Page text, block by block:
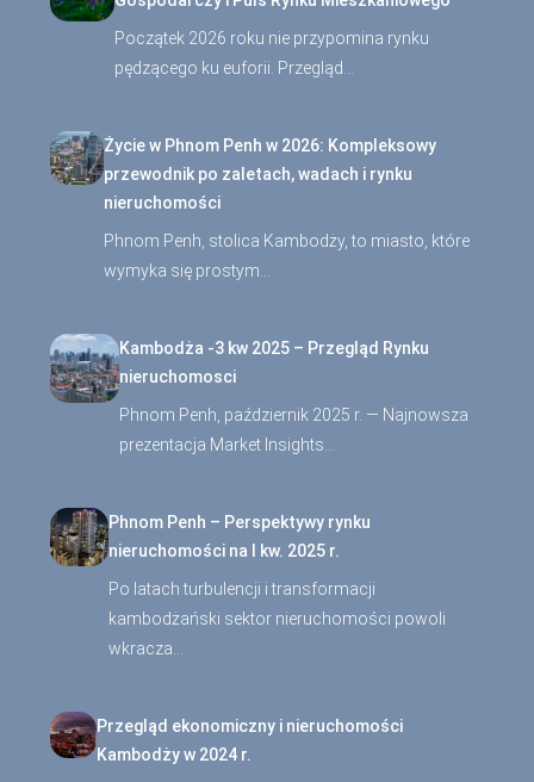
Początek 2026 roku nie przypomina rynku
pędzącego ku euforii. Przegląd…
Życie w Phnom Penh w 2026: Kompleksowy
przewodnik po zaletach, wadach i rynku
nieruchomości
Phnom Penh, stolica Kambodży, to miasto, które
wymyka się prostym…
Kambodża -3 kw 2025 – Przegląd Rynku
nieruchomosci
Phnom Penh, październik 2025 r. — Najnowsza
prezentacja Market Insights…
Phnom Penh – Perspektywy rynku
nieruchomości na I kw. 2025 r.
Po latach turbulencji i transformacji
kambodżański sektor nieruchomości powoli
wkracza…
Przegląd ekonomiczny i nieruchomości
Kambodży w 2024 r.